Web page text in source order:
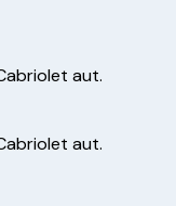
aut.
aut.